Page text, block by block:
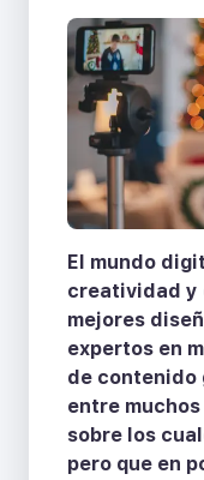
El mundo
creatividad y
mejores
expertos en
de contenido
entre
sobre los
pero que en